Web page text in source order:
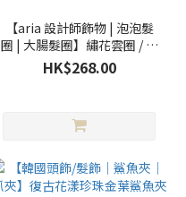
【aria 設計師飾物 | 泡泡髮
圈 | 大腸髮圈】繡花雲圈 / 新
3色
HK$268.00